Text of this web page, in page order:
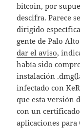
bitcoin, por
descifra. Parece
dirigido
gente dePalo
dar el aviso,
había sido
instalación
infectado con
que esta versión
con un
aplicaciones para